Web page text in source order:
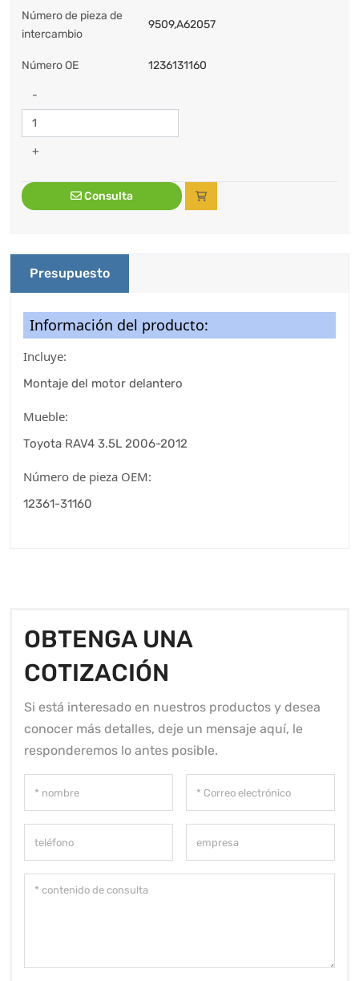
Número de pieza de
intercambio
9509,A62057
Número OE 1236131160
-
+
Consulta
Presupuesto
Información del producto:
Incluye:
Montaje del motor delantero
Mueble:
Toyota RAV4 3.5L 2006-2012
Número de pieza OEM:
12361-31160
OBTENGA UNA
COTIZACIÓN
Si está interesado en nuestros productos y desea
conocer más detalles, deje un mensaje aquí, le
responderemos lo antes posible.